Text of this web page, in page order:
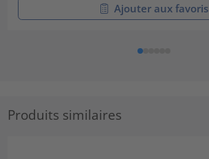
Ajouter aux favoris
Produits similaires